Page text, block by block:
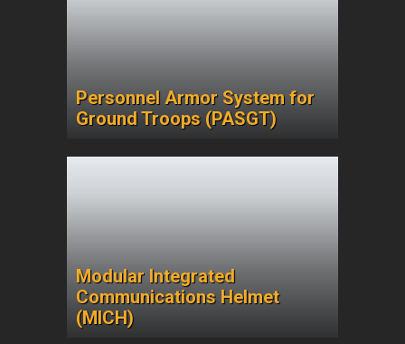
Personnel Armor System for
Ground Troops (PASGT)
Modular Integrated
Communications Helmet
(MICH)